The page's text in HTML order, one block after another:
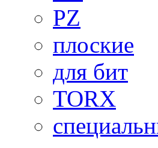
PZ
плоские
для бит
TORX